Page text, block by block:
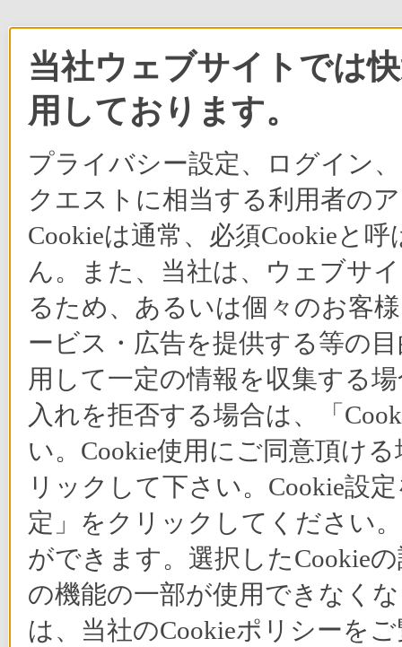
当社ウェブサイトでは
用しております。
プライバシー設定、ログイン
クエストに相当する利用者の
Cookieは通常、必須Cookieと
ん。また、当社は、ウェブサ
るため、あるいは個々のお客
ービス・広告を提供する等の
用して一定の情報を収集する
入れを拒否する場合は、「
い。Cookie使用にご同意頂け
リックして下さい。Cookie設
定」をクリックしてください
ができます。選択したCookie
の機能の一部が使用できなく
は、当社のCookieポリシーを